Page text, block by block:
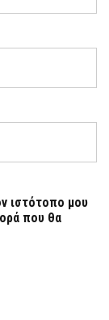
ιστότοπο μου
που θα